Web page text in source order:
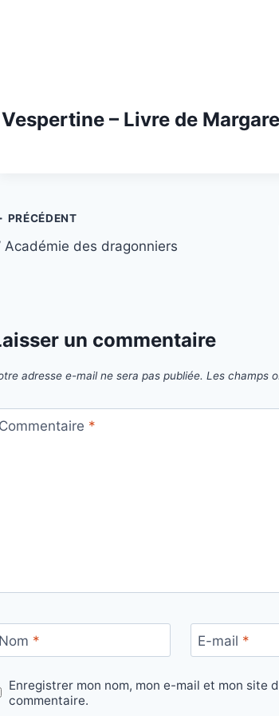
Vespertine – Livre de
PRÉCÉDENT
Académie des dragonniers
un commentaire
adresse e-mail ne sera pas publiée. Les champs
*
* E-mail *
Enregistrer mon nom, mon e-mail et mon site
commentaire.